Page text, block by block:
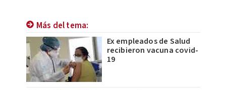
Más del tema:
Ex empleados de Salud
recibieron vacuna covid-
19